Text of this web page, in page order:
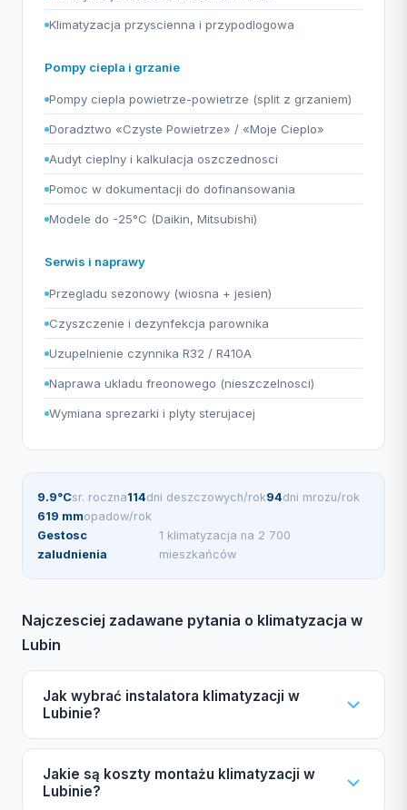
Klimatyzacja przyscienna i przypodlogowa
Pompy ciepla i grzanie
Pompy ciepla powietrze-powietrze (split z grzaniem)
Doradztwo «Czyste Powietrze» / «Moje Cieplo»
Audyt cieplny i kalkulacja oszczednosci
Pomoc w dokumentacji do dofinansowania
Modele do -25°C (Daikin, Mitsubishi)
Serwis i naprawy
Przegladu sezonowy (wiosna + jesien)
Czyszczenie i dezynfekcja parownika
Uzupelnienie czynnika R32 / R410A
Naprawa ukladu freonowego (nieszczelnosci)
Wymiana sprezarki i plyty sterujacej
9.9°Csr. roczna114dni deszczowych/rok94dni mrozu/rok
619 mmopadow/rok
Gestosc
zaludnienia
1 klimatyzacja na 2 700
mieszkańców
Najczesciej zadawane pytania o klimatyzacja w
Lubin
Jak wybrać instalatora klimatyzacji w
Lubinie?
Wybierając instalatora w Lubinie, zwróć uwagę na
certyfikat F-gazowy UDT, ubezpieczenie OC,
Jakie są koszty montażu klimatyzacji w
Lubinie?